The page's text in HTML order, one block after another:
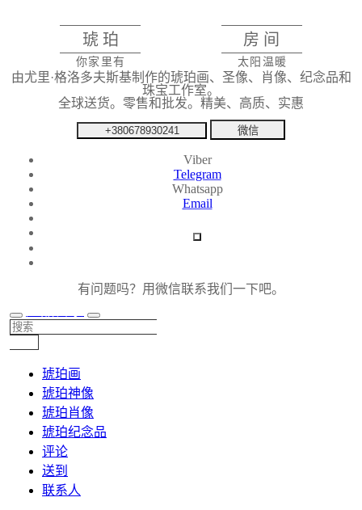
琥珀 房间
你家里有 太阳温暖
由尤里·格洛多夫斯基制作的琥珀画、圣像、肖像、纪念品和
珠宝工作室。
全球送货。零售和批发。精美、高质、实惠
+380678930241 微信
Viber
Telegram
Whatsapp
Email
有问题吗？用微信联系我们一下吧。
琥珀画
琥珀神像
琥珀肖像
琥珀纪念品
评论
送到
联系人